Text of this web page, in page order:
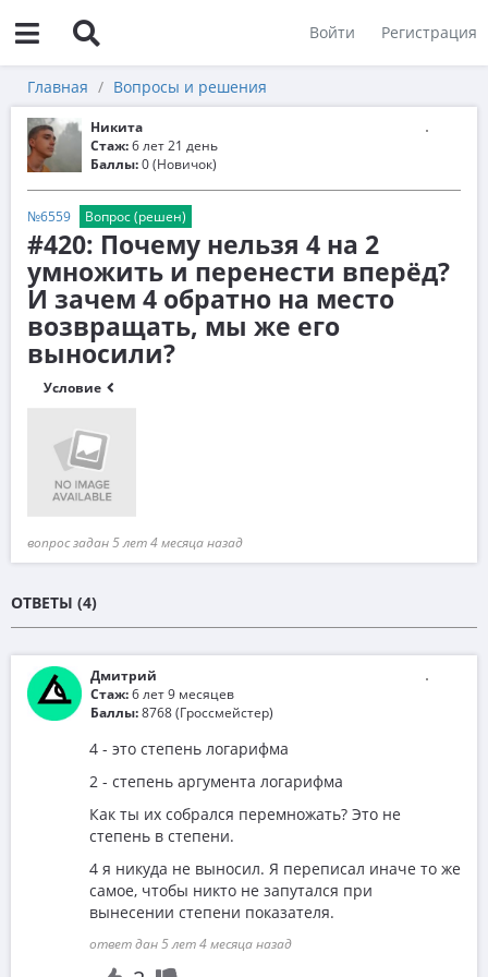
Войти Регистрация
Главная Вопросы и решения
Никита
Стаж:6 лет 21 день
Баллы:0 (Новичок)
№6559 Вопрос (решен)
#420: Почему нельзя 4 на 2
умножить и перенести вперёд?
И зачем 4 обратно на место
возвращать, мы же его
выносили?
Условие
вопрос задан 5 лет 4 месяца назад
ОТВЕТЫ (4)
Дмитрий
Стаж:6 лет 9 месяцев
Баллы:8768 (Гроссмейстер)
4 - это степень логарифма
2 - степень аргумента логарифма
Как ты их собрался перемножать? Это не
степень в степени.
4 я никуда не выносил. Я переписал иначе то же
самое, чтобы никто не запутался при
вынесении степени показателя.
ответ дан 5 лет 4 месяца назад